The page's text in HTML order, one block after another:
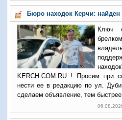
Бюро находок Керчи:
Ключ
KERCH.COM.RU ! Просим при
нести ее в редакцию по ул.
сделаем объявление, тем